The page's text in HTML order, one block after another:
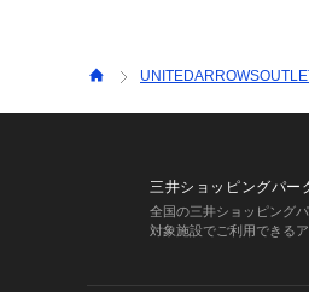
三井ショッピングパー
全国の三井ショッピング
対象施設でご利用できるア